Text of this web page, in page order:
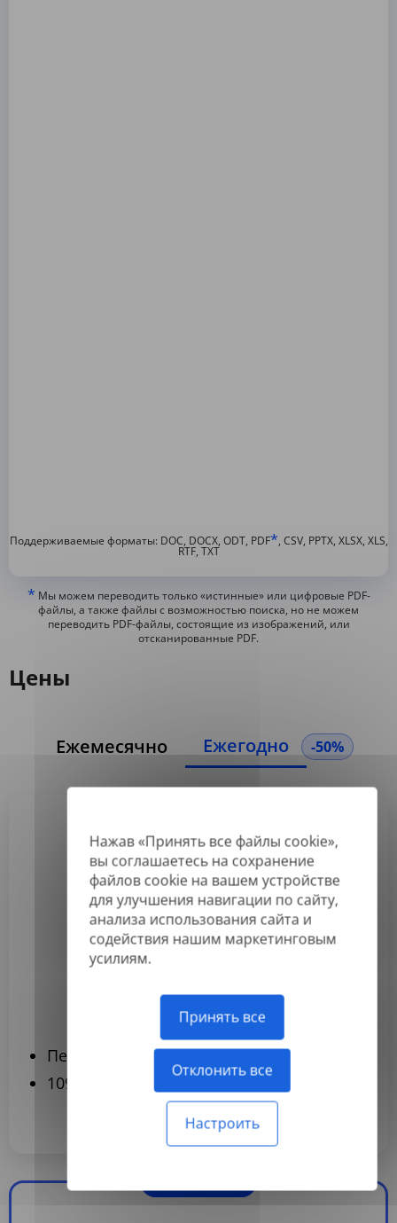
Нажав «Принять все файлы cookie»,
вы соглашаетесь на сохранение
файлов cookie на вашем устройстве
для улучшения навигации по сайту,
анализа использования сайта и
содействия нашим маркетинговым
усилиям.
Принять все
Отклонить все
Настроить
Поддерживаемые форматы: DOC, DOCX, ODT, PDF*, CSV, PPTX, XLSX, XLS,
RTF, TXT
* Мы можем переводить только «истинные» или цифровые PDF-
файлы, а также файлы с возможностью поиска, но не можем
переводить PDF-файлы, состоящие из изображений, или
отсканированные PDF.
Цены
Ежемесячно Ежегодно -50%
Basic
3,99 $
/месяц
Оплачивается ежегодно
Переводите до 120 документов в год
109 языков